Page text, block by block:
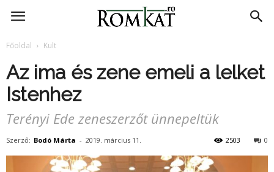
RomKat.ro
Főoldal Kult
Az ima és zene emeli a lelket
Istenhez
Terényi Ede zeneszerzőt ünnepeltük
Szerző: Bodó Márta - 2019. március 11. 0
2503